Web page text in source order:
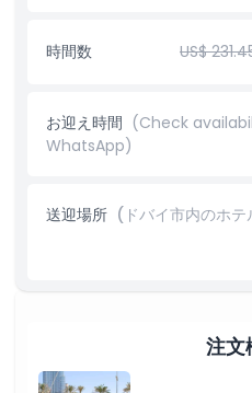
最低1時間からご予約いただき、
しみください。
ハイライト
時間数 US$
お迎え時間 (Check
WhatsApp)
送迎場所 (ドバイ市内のホテ
注文